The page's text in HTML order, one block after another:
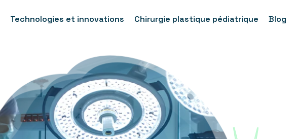
Technologies et innovations Chirurgie plastique pédiatrique Blog